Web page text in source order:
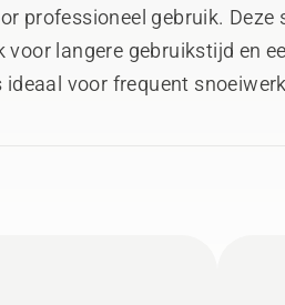
professioneel gebruik.
langere gebruikstijd en
ideaal voor frequent
525PT5S Mark II beschikt